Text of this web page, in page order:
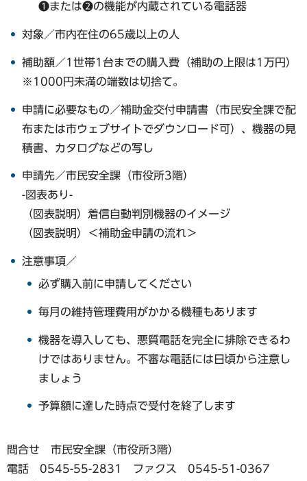
❶または❷の機能が内蔵されている電話器
対象／市内在住の65歳以上の人
補助額／1世帯1台までの購入費（補助の上限は1万円）
※1000円未満の端数は切捨て。
申請に必要なもの／補助金交付申請書（市民安全課で配
布または市ウェブサイトでダウンロード可）、機器の見
積書、カタログなどの写し
申請先／市民安全課（市役所3階）
-図表あり-
（図表説明）着信自動判別機器のイメージ
（図表説明）＜補助金申請の流れ＞
注意事項／
必ず購入前に申請してください
毎月の維持管理費用がかかる機種もあります
機器を導入しても、悪質電話を完全に排除できるわ
けではありません。不審な電話には日頃から注意し
ましょう
予算額に達した時点で受付を終了します
問合せ 市民安全課（市役所3階）
電話 0545-55-2831 ファクス 0545-51-0367